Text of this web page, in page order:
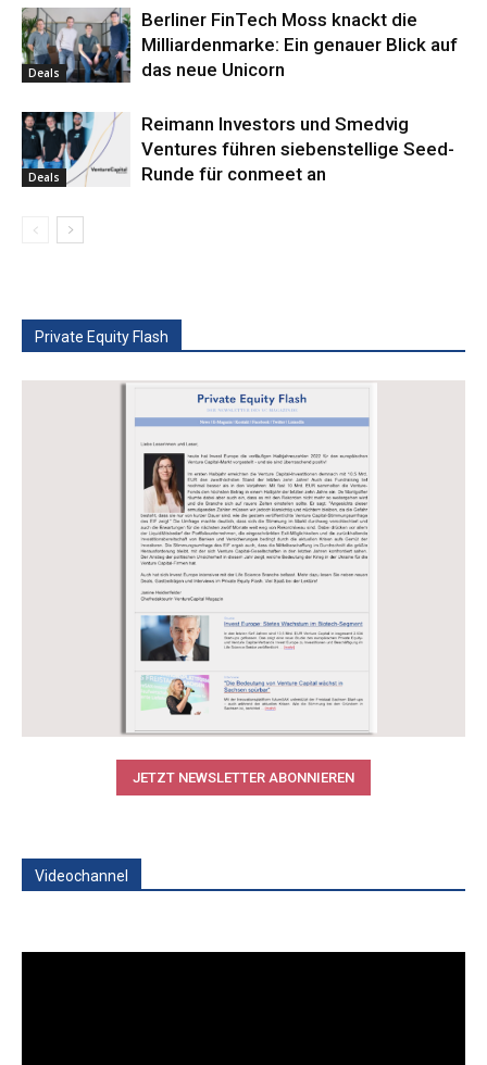
Deals
Berliner FinTech Moss knackt die
Milliardenmarke: Ein genauer Blick auf
das neue Unicorn
Deals
Reimann Investors und Smedvig
Ventures führen siebenstellige Seed-
Runde für conmeet an
Private Equity Flash
JETZT NEWSLETTER ABONNIEREN
Videochannel